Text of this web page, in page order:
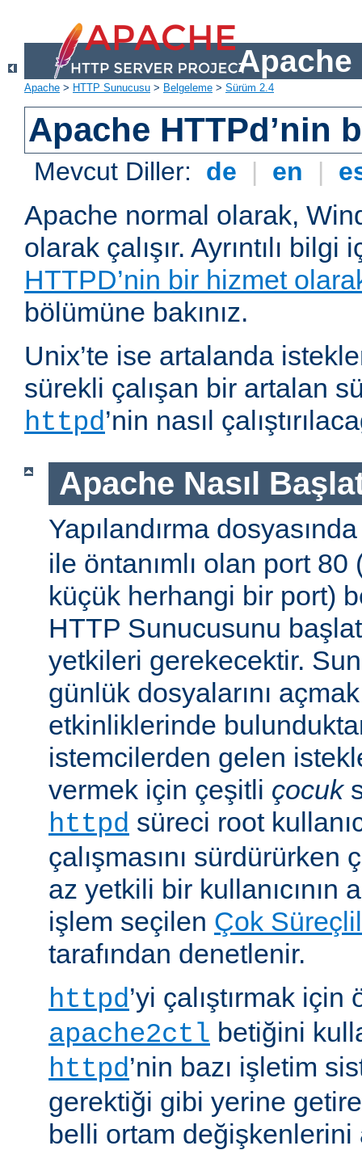
Apache
Apache > HTTP Sunucusu > Belgeleme > Sürüm 2.4
Apache HTTPd’nin
Mevcut Diller: de | en |
Apache normal olarak,
olarak çalışır. Ayrıntılı bilgi
HTTPD’nin bir hizmet olarak
bölümüne bakınız.
Unix’te ise artalanda
sürekli çalışan bir artalan
httpd’nin nasıl
Apache Nasıl
Yapılandırma
ile öntanımlı olan port 80
küçük herhangi bir port)
HTTP Sunucusunu
yetkileri gerekecektir.
günlük dosyalarını
etkinliklerinde
istemcilerden gelen
vermek için çeşitli çocuk
httpd süreci root
çalışmasını
az yetkili bir kullanıcının
işlem seçilen Çok
tarafından denetlenir.
httpd’yi çalıştırmak
apache2ctl betiğini
httpd’nin bazı işletim
gerektiği gibi yerine
belli ortam